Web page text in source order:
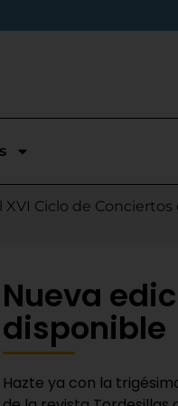
temporada en
Nieves
Ciclo de Conciertos
sábado
la salida de Víctor
Fiestas del Novillo
Bravas y logra un
adaptado a la
Nueva
disponible
Hazte ya con la